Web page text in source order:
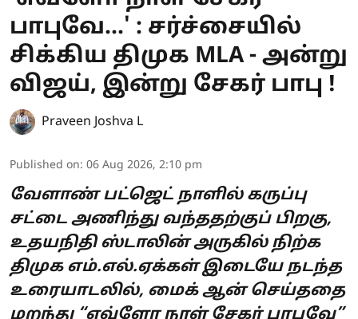
பாபுவே...' : சர்ச்சையில்
சிக்கிய திமுக MLA - அன்று
விஜய், இன்று சேகர் பாபு !
Praveen Joshva L
Published on: 06 Aug 2026, 2:10 pm
வேளாண் பட்ஜெட் நாளில் கருப்பு
சட்டை அணிந்து வந்ததற்குப் பிறகு,
உதயநிதி ஸ்டாலின் அருகில் நிற்க
திமுக எம்.எல்.ஏக்கள் இடையே நடந்த
உரையாடலில், மைக் ஆன் செய்ததை
மறந்து “எவ்ளோ நாள் சேகர் பாபுவே”